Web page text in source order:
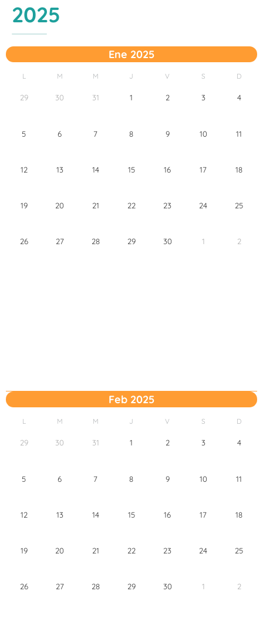
2025
Ene 2025
L M M J V S D
29 30 31 1 2 3 4
5 6 7 8 9 10 11
12 13 14 15 16 17 18
19 20 21 22 23 24 25
26 27 28 29 30 1 2
Feb 2025
L M M J V S D
29 30 31 1 2 3 4
5 6 7 8 9 10 11
12 13 14 15 16 17 18
19 20 21 22 23 24 25
26 27 28 29 30 1 2